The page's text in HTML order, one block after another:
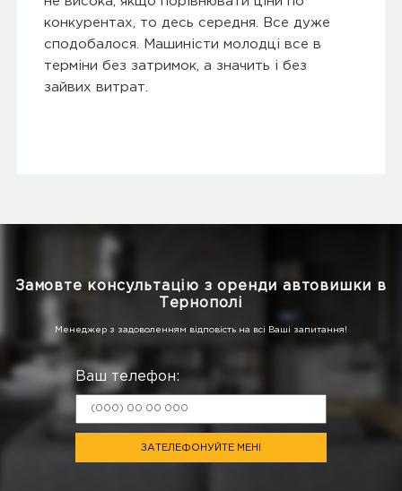
конкурентах, то десь середня. Все дуже
сподобалося. Машиністи молодці все в
терміни без затримок, а значить і без
зайвих витрат.
Замовте консультацію з оренди автовишки в
Тернополі
Менеджер з задоволенням відповість на всі Ваші запитання!
Ваш телефон:
ЗАТЕЛЕФОНУЙТЕ МЕНІ